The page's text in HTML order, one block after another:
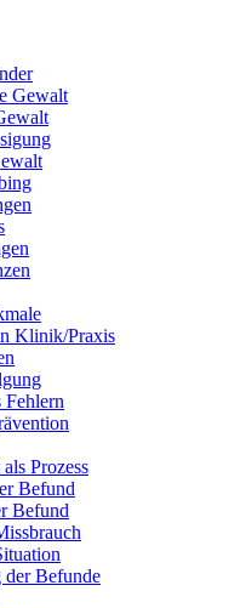
Gewalt
Klinik/Praxis
Fehlern
Prozess
Befund
Befund
Befunde